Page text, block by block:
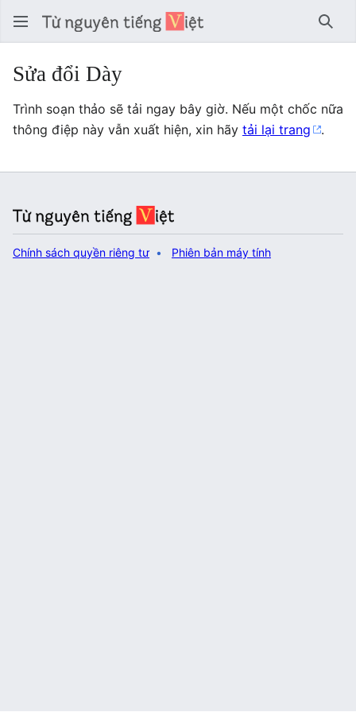
Tìm
Sửa đổi Dày
Trình soạn thảo sẽ tải ngay bây giờ. Nếu một chốc nữa
thông điệp này vẫn xuất hiện, xin hãy tải lại trang .
Chính sách quyền riêng tư Phiên bản máy tính